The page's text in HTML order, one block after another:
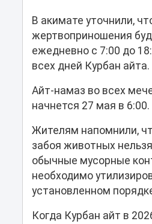
В акимате уточнили,
жертвоприношения
ежедневно с 7:00 до
всех дней Курбан айта.
Айт-намаз во всех
начнется 27 мая в 6:00.
Жителям напомнили,
забоя животных
обычные мусорные
необходимо
установленном
Когда Курбан айт в